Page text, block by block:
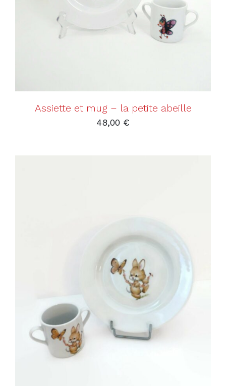
Assiette et mug – la petite abeille
48,00 €
AJOUTER AU PANIER / DÉTAILS